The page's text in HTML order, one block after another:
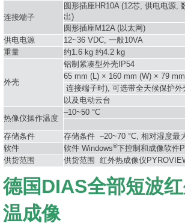
连接端子
圆形插座HR10A (12芯 供电电源
出)
圆形插座M12A (以太网)
供电电源
12~36 VDC, 一般10VA
重量
约1.6 kg 约4.2 kg
外壳
铝制紧凑型外壳IP54
65 mm (L) × 160 mm (W) × 79
连接端子时), 可选带全天候保护外
以及电动云台
热像仪操作温度
–10~50 °C
存储条件 存储条件 –20~70 °C, 相对湿度最
软件
软件 Windows®下控制和成像软件
供货范围
供货范围 红外热成像仪
德国DIAS全部短波
温成像